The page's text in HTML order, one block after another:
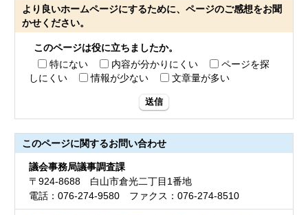
より良いホームページにするために、ページのご感想をお聞
かせください。
このページは役に立ちましたか。
特にない
内容が分かりにくい
ページを探
しにくい
情報が少ない 文章量が多い
送信
このページに関するお問い合わせ
議会事務局議事調査課
〒924-8688 白山市倉光二丁目1番地
電話：076-274-9580 ファクス：076-274-8510